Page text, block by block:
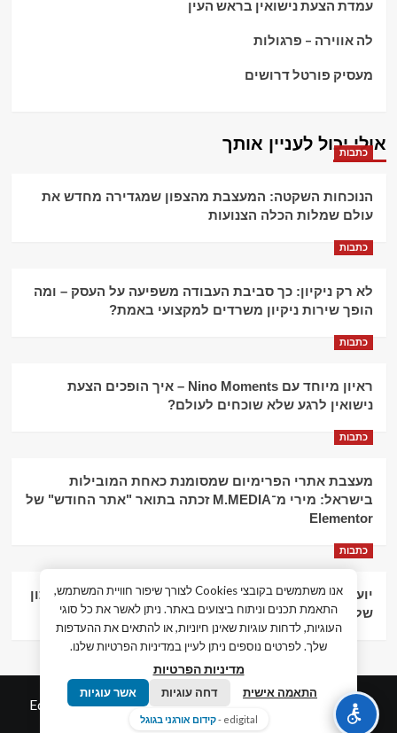
עמדת הצעת נישואין בראש העין
לה אווירה – פרגולות
מעסיק פורטל דרושים
אולי יכול לעניין אותך
כתבות
הנוכחות השקטה: המעצבת מהצפון שמגדירה מחדש את
עולם שמלות הכלה הצנועות
כתבות
לא רק ניקיון: כך סביבת העבודה משפיעה על העסק – ומה
הופך שירות ניקיון משרדים למקצועי באמת?
כתבות
ראיון מיוחד עם Nino Moments – איך הופכים הצעת
נישואין לרגע שלא שוכחים לעולם?
כתבות
מעצבת אתרי הפרימיום שמסומנת כאחת המובילות
בישראל: מירי מ־M.MEDIA זכתה בתואר "אתר החודש" של
Elementor
כתבות
יועץ עסקי וליווי פיננסי – הדרך לצמיחה כלכלית וניהול נכון
של העסק
© כל הזכויות שמורות חדשות המאה ה-21 |
Edigital.co.ilby
אלימלך דיגיטל.
אנו משתמשים בקובצי Cookies לצורך שיפור חוויית המשתמש,
התאמת תכנים וניתוח ביצועים באתר. ניתן לאשר את כל סוגי
העוגיות, לדחות עוגיות שאינן חיוניות, או להתאים את ההעדפות
שלך. לפרטים נוספים ניתן לעיין במדיניות הפרטיות שלנו.
מדיניות הפרטיות
התאמה אישית דחה עוגיות אשר עוגיות
edigital - קידום אורגני בגוגל